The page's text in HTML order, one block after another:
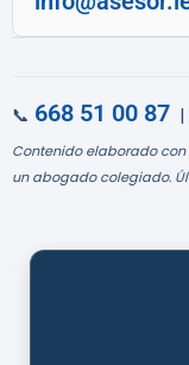
📞 668 51 00 87
Contenido elaborado
un abogado colegiado.